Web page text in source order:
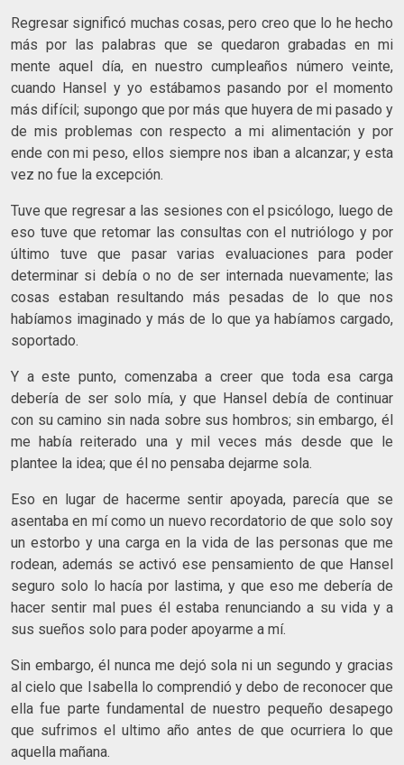
Regresar significó muchas cosas, pero creo que lo he hecho
más por las palabras que se quedaron grabadas en mi
mente aquel día, en nuestro cumpleaños número veinte,
cuando Hansel y yo estábamos pasando por el momento
más difícil; supongo que por más que huyera de mi pasado y
de mis problemas con respecto a mi alimentación y por
ende con mi peso, ellos siempre nos iban a alcanzar; y esta
vez no fue la excepción.
Tuve que regresar a las sesiones con el psicólogo, luego de
eso tuve que retomar las consultas con el nutriólogo y por
último tuve que pasar varias evaluaciones para poder
determinar si debía o no de ser internada nuevamente; las
cosas estaban resultando más pesadas de lo que nos
habíamos imaginado y más de lo que ya habíamos cargado,
soportado.
Y a este punto, comenzaba a creer que toda esa carga
debería de ser solo mía, y que Hansel debía de continuar
con su camino sin nada sobre sus hombros; sin embargo, él
me había reiterado una y mil veces más desde que le
plantee la idea; que él no pensaba dejarme sola.
Eso en lugar de hacerme sentir apoyada, parecía que se
asentaba en mí como un nuevo recordatorio de que solo soy
un estorbo y una carga en la vida de las personas que me
rodean, además se activó ese pensamiento de que Hansel
seguro solo lo hacía por lastima, y que eso me debería de
hacer sentir mal pues él estaba renunciando a su vida y a
sus sueños solo para poder apoyarme a mí.
Sin embargo, él nunca me dejó sola ni un segundo y gracias
al cielo que Isabella lo comprendió y debo de reconocer que
ella fue parte fundamental de nuestro pequeño desapego
que sufrimos el ultimo año antes de que ocurriera lo que
aquella mañana.